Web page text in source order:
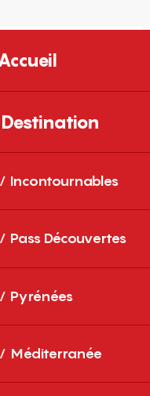
Destination
Incontournables
Pass Découvertes
Pyrénées
Méditerranée
- MERCREDI
Font-Romeu-